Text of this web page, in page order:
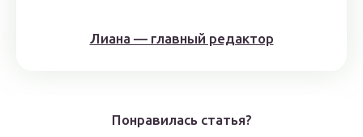
Лиана — главный редактор
Понравилась статья?